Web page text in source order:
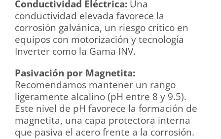
Conductividad Eléctrica:Una
conductividad elevada favorece la
corrosión galvánica, un riesgo crítico en
equipos con motorización y tecnología
Inverter como la Gama INV.
Pasivación por Magnetita:
Recomendamos mantener un rango
ligeramente alcalino (pH entre 8 y 9.5).
Este nivel de pH favorece la formación de
magnetita, una capa protectora interna
que pasiva el acero frente a la corrosión.